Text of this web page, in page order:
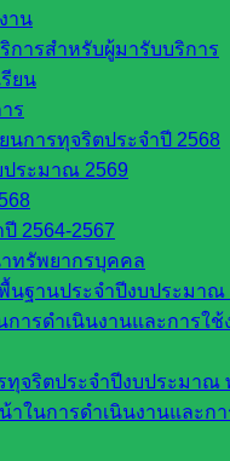
าน
ารสำหรับผู้มารับบริการ
ยน
ร
นการทุจริตประจำปี 2568
ระมาณ 2569
2564-2567
ทรัพยากรบุคคล
ฐานประจำปีงบประมาณ
ารดำเนินงานและการใ
จริตประจำปีงบประมาณ
ในการดำเนินงานและก
ยธรรม